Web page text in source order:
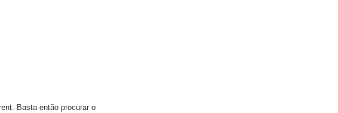
Basta então procurar o